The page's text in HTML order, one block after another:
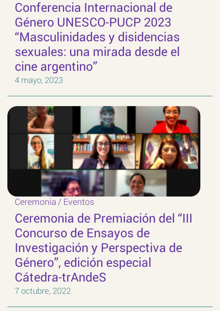
Conferencia Internacional de
Género UNESCO-PUCP 2023
“Masculinidades y disidencias
sexuales: una mirada desde el
cine argentino”
4 mayo, 2023
Ceremonia/ Eventos
Ceremonia de Premiación del “III
Concurso de Ensayos de
Investigación y Perspectiva de
Género”, edición especial
Cátedra-trAndeS
7 octubre, 2022